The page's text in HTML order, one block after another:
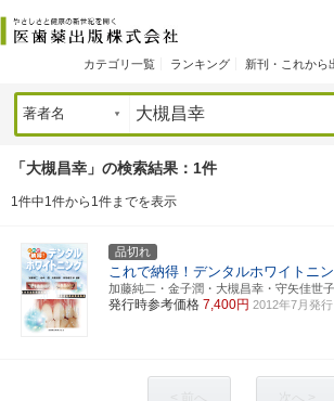
カテゴリ一覧 ランキング 新刊・これから
「大槻昌幸」の検索結果：1件
1件中1件から1件までを表示
品切れ
これで納得！デンタルホワイトニ
加藤純二・金子潤・大槻昌幸・守矢佳世
発行時参考価格 7,400円 2012年7月発行